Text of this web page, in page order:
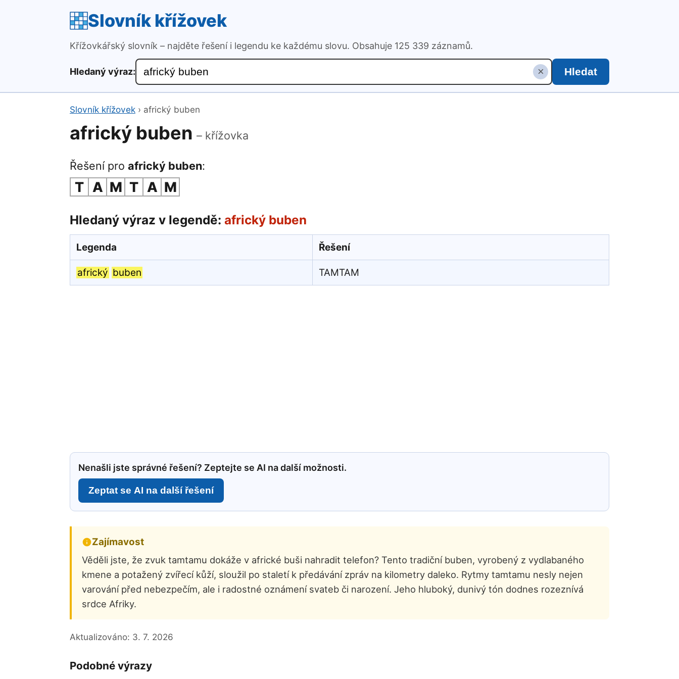
Slovník křížovek
Křížovkářský slovník – najděte řešení i legendu ke každému slovu. Obsahuje 125 339 záznamů.
Hledaný výraz: × Hledat
Slovník křížovek › africký buben
africký buben – křížovka
Řešení pro africký buben:
T A M T A M
Hledaný výraz v legendě: africký buben
Legenda Řešení
africký buben TAMTAM
Nenašli jste správné řešení? Zeptejte se AI na další možnosti.
Zeptat se AI na další řešení
Zajímavost
Věděli jste, že zvuk tamtamu dokáže v africké buši nahradit telefon? Tento tradiční buben, vyrobený z vydlabaného
kmene a potažený zvířecí kůží, sloužil po staletí k předávání zpráv na kilometry daleko. Rytmy tamtamu nesly nejen
varování před nebezpečím, ale i radostné oznámení svateb či narození. Jeho hluboký, dunivý tón dodnes rozeznívá
srdce Afriky.
Aktualizováno: 3. 7. 2026
Podobné výrazy